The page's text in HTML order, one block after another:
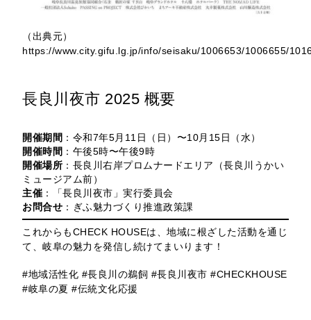
（出典元）
https://www.city.gifu.lg.jp/info/seisaku/1006653/1006655/
長良川夜市 2025 概要
開催期間 ：令和7年5月11日（日）〜10月15日（水）
開催時間 ：午後5時〜午後9時
開催場所 ：長良川右岸プロムナードエリア（長良川うかい
ミュージアム前）
主催 ：「長良川夜市」実行委員会
お問合せ ：ぎふ魅力づくり推進政策課
これからもCHECK HOUSEは、地域に根ざした活動を通じ
て、岐阜の魅力を発信し続けてまいります！
#地域活性化 #長良川の鵜飼 #長良川夜市 #CHECKHOUSE
#岐阜の夏 #伝統文化応援